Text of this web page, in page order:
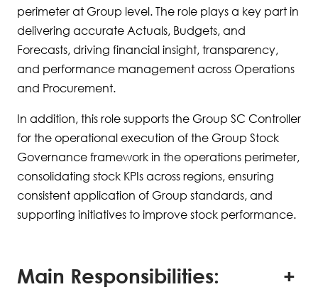
perimeter at Group level. The role plays a key part in
delivering accurate Actuals, Budgets, and
Forecasts, driving financial insight, transparency,
and performance management across Operations
and Procurement.
In addition, this role supports the Group SC Controller
for the operational execution of the Group Stock
Governance framework in the operations perimeter,
consolidating stock KPIs across regions, ensuring
consistent application of Group standards, and
supporting initiatives to improve stock performance.
Main Responsibilities: